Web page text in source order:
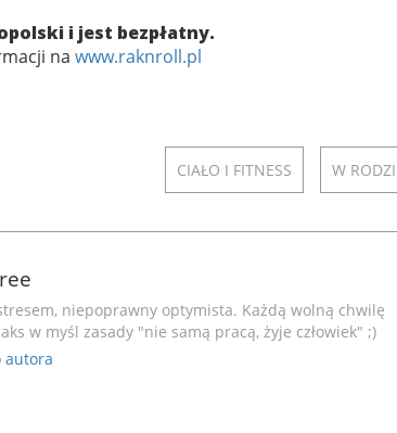
i jest bezpłatny.
na www.raknroll.pl
CIAŁO I FITNESS W
niepoprawny optymista. Każdą wolną chwilę
w myśl zasady "nie samą pracą, żyje człowiek" ;)
autora